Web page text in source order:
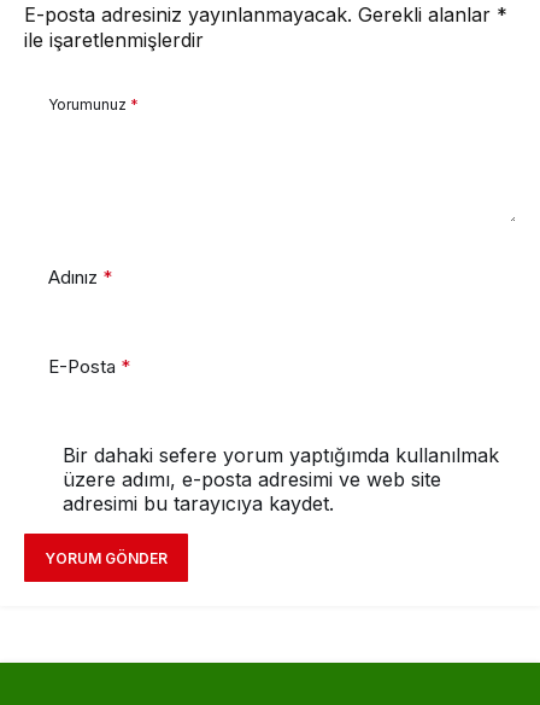
E-posta adresiniz yayınlanmayacak. Gerekli alanlar *
ile işaretlenmişlerdir
Yorumunuz *
Adınız *
E-Posta *
Bir dahaki sefere yorum yaptığımda kullanılmak
üzere adımı, e-posta adresimi ve web site
adresimi bu tarayıcıya kaydet.
YORUM GÖNDER